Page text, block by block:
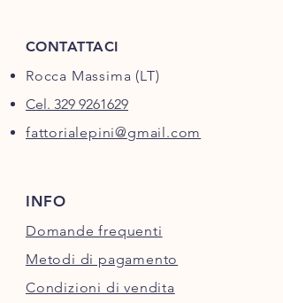
CONTATTACI
Rocca Massima (LT)
Cel. 329 9261629
fattorialepini@gmail.com
INFO
Domande frequenti
Metodi di pagamento
Condizioni di vendita